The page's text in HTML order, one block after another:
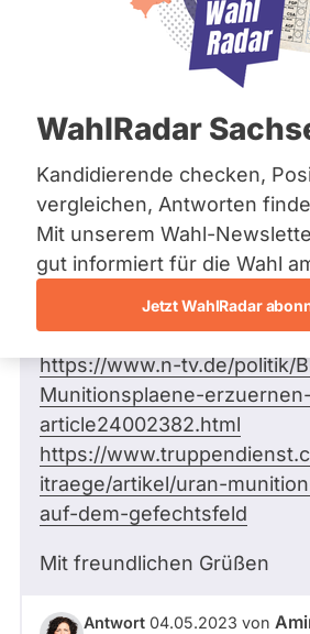
Bremen
Hamburg
Mecklenburg-Vorpommern
Nordrhein-Westfalen
Saarland
Sachsen
Sachsen-Anhalt
Sachsen-Anhalt
Schleswig-Holstein
Thüringen
Archiv
Über uns
Spenden
WahlRadar
Kandidierende checken,
vergleichen, Antworten
Mit unserem Wahl-
gut informiert für die Wahl
Jetzt WahlRadar
31.03.2023
Die Britische Regierung
panzerbrechende
Ukraine. Wie umwelt-
gesundheitsschädlich ist
Welche Reaktionen
russischer Seite darauf
Sehr geehrte Frau
Meine Quellen sind:
https://www.n-tv.de/politik/
Munitionsplaene-
article24002382.html
https://
itraege/artikel/uran-
auf-dem-gefechtsfeld
Mit freundlichen Grüßen
Antwort 04.05.2023 von